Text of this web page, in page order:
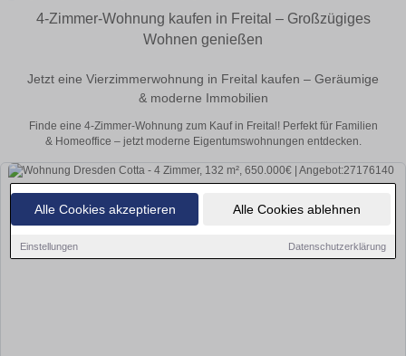
Alle Cookies akzeptieren Alle Cookies ablehnen
Einstellungen Datenschutzerklärung
4-Zimmer-Wohnung kaufen in Freital – Großzügiges
Wohnen genießen
Jetzt eine Vierzimmerwohnung in Freital kaufen – Geräumige
& moderne Immobilien
Finde eine 4-Zimmer-Wohnung zum Kauf in Freital! Perfekt für Familien
& Homeoffice – jetzt moderne Eigentumswohnungen entdecken.